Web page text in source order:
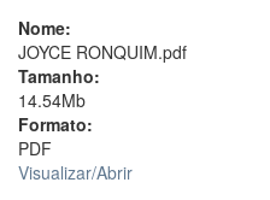
Nome:
JOYCE RONQUIM.pdf
Tamanho:
14.54Mb
Formato:
PDF
Visualizar/Abrir